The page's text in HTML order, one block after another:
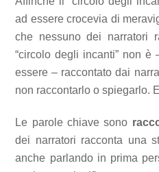
ad essere crocevia di
che nessuno dei narratori
“circolo degli incanti” non
essere – raccontato dai
non raccontarlo o spiegarlo.
Le parole chiave sono
dei narratori racconta una
anche parlando in prima